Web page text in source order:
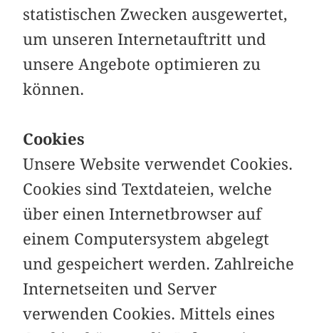
statistischen Zwecken ausgewertet,
um unseren Internetauftritt und
unsere Angebote optimieren zu
können.
Cookies
Unsere Website verwendet Cookies.
Cookies sind Textdateien, welche
über einen Internetbrowser auf
einem Computersystem abgelegt
und gespeichert werden. Zahlreiche
Internetseiten und Server
verwenden Cookies. Mittels eines